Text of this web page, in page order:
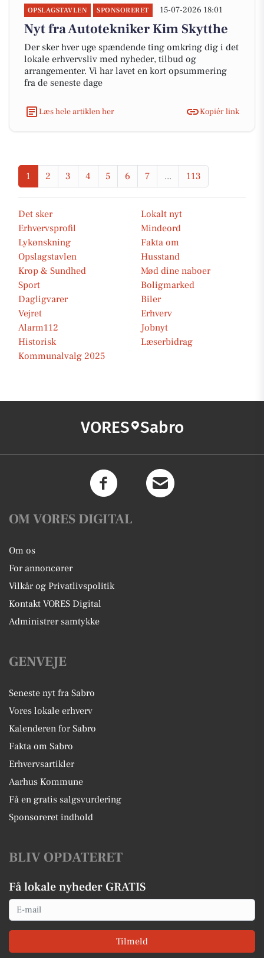
OPSLAGSTAVLEN SPONSORERET 15-07-2026 18:01
Nyt fra Autotekniker Kim Skytthe
Der sker hver uge spændende ting omkring dig i det
lokale erhvervsliv med nyheder, tilbud og
arrangementer. Vi har lavet en kort opsummering
fra de seneste dage
Læs hele artiklen her Kopiér link
1 2 3 4 5 6 7 ... 113
Det sker
Lokalt nyt
Erhvervsprofil
Mindeord
Lykønskning
Fakta om
Opslagstavlen
Husstand
Krop & Sundhed
Mød dine naboer
Sport
Boligmarked
Dagligvarer
Biler
Vejret
Erhverv
Alarm112
Jobnyt
Historisk
Læserbidrag
Kommunalvalg 2025
VORES Sabro
OM VORES DIGITAL
Om os
For annoncører
Vilkår og Privatlivspolitik
Kontakt VORES Digital
Administrer samtykke
GENVEJE
Seneste nyt fra Sabro
Vores lokale erhverv
Kalenderen for Sabro
Fakta om Sabro
Erhvervsartikler
Aarhus Kommune
Få en gratis salgsvurdering
Sponsoreret indhold
BLIV OPDATERET
Få lokale nyheder GRATIS
Email
Tilmeld